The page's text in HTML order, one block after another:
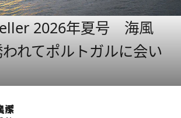
2026年夏号 海風
れてポルトガルに会い